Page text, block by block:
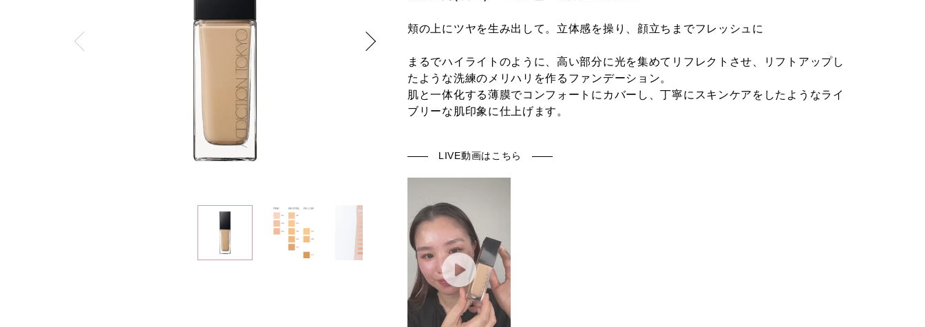
頬の上にツヤを生み出して。立体感を操り、顔立ちまでフレッシュに
まるでハイライトのように、高い部分に光を集めてリフレクトさせ、リフトアップし
たような洗練のメリハリを作るファンデーション。
肌と一体化する薄膜でコンフォートにカバーし、丁寧にスキンケアをしたようなライ
ブリーな肌印象に仕上げます。
LIVE動画はこちら